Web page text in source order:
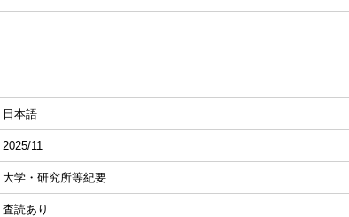
日本語
2025/11
大学・研究所等紀要
査読あり